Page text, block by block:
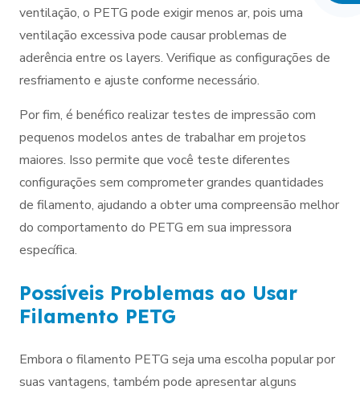
ventilação, o PETG pode exigir menos ar, pois uma
ventilação excessiva pode causar problemas de
aderência entre os layers. Verifique as configurações de
resfriamento e ajuste conforme necessário.
Por fim, é benéfico realizar testes de impressão com
pequenos modelos antes de trabalhar em projetos
maiores. Isso permite que você teste diferentes
configurações sem comprometer grandes quantidades
de filamento, ajudando a obter uma compreensão melhor
do comportamento do PETG em sua impressora
específica.
Possíveis Problemas ao Usar
Filamento PETG
Embora o filamento PETG seja uma escolha popular por
suas vantagens, também pode apresentar alguns